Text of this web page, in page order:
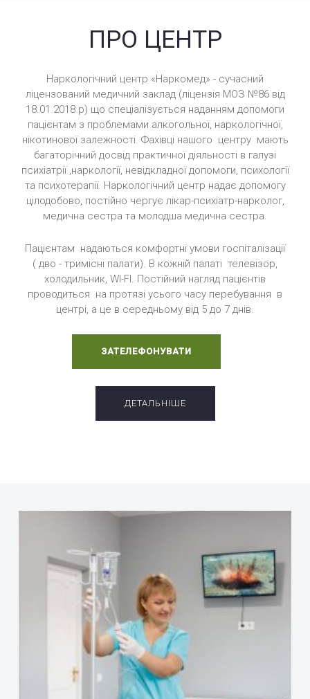
ПРО ЦЕНТР
Наркологічний центр «Наркомед» - сучасний
ліцензований медичний заклад (ліцензія МОЗ №86 від
18.01.2018 р) що спеціалізується наданням допомоги
пацієнтам з проблемами алкогольної, наркологічної,
нікотинової залежності. Фахівці нашого центру мають
багаторічний досвід практичної діяльності в галузі
психіатрії ,наркології, невідкладної допомоги, психології
та психотерапії. Наркологічний центр надає допомогу
цілодобово, постійно чергує лікар-психіатр-нарколог,
медична сестра та молодша медична сестра.
Пацієнтам надаються комфортні умови госпіталізації
( дво - тримісні палати). В кожній палаті телевізор,
холодильник, WI-FI. Постійний нагляд пацієнтів
проводиться на протязі усього часу перебування в
центрі, а це в середньому від 5 до 7 днів.
ЗАТЕЛЕФОНУВАТИ
ДЕТАЛЬНІШЕ